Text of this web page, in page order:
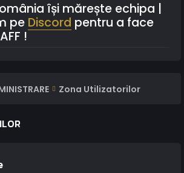
își mărește echipa |
pe Discord pentru a face
!
Zona Utilizatorilor